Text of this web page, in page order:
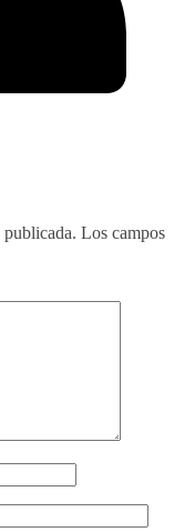
Los campos